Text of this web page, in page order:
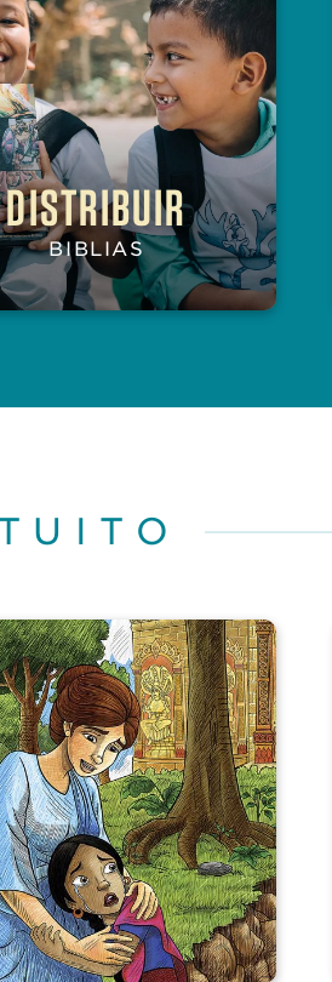
DISTRIBUIR
BIBLIAS